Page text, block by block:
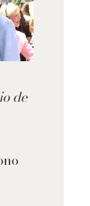
de